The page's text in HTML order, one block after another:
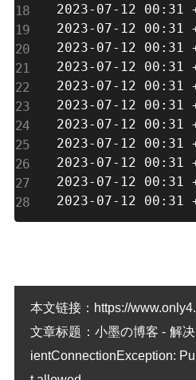
2023-07-12 00:31
本文链接： https://
文章标题： 小墨の博客 - 解
ientConnectionException: